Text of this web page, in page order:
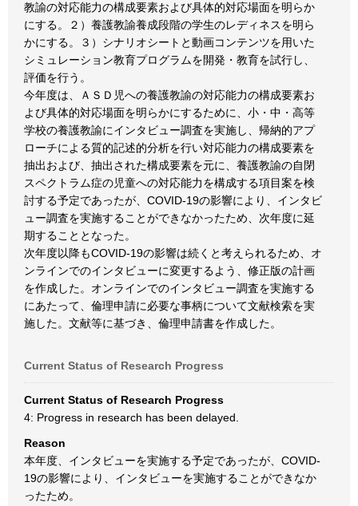
教諭の対応能力の構成要素および具体的対応場面を明らか
にする。２）養護教諭養成段階の学生のレディネスを明ら
かにする。３）シナリオシートと動画コンテンツを用いた
シミュレーション教育プログラムを開発・教育を試行し、
評価を行う。
今年度は、ＡＳＤ児への養護教諭の対応能力の構成要素お
よび具体的対応場面を明らかにするために、小・中・高等
学校の養護教諭にインタビュー調査を実施し、帰納的アプ
ローチによる質的記述的分析を行い対応能力の構成要素を
抽出および、抽出された構成要素を元に、養護教諭の自閉
スペクトラム症の児童への対応能力を構成する項目案を検
討する予定であったが、COVID-19の影響により、インタビ
ュー調査を実施することができなかったため、次年度に延
期することとなった。
次年度以降もCOVID-19の影響は続くと考えられるため、オ
ンラインでのインタビューに変更するよう、修正版の計画
を作成した。オンラインでのインタビュー調査を実施する
にあたって、倫理申請に必要な事柄について文献検索を実
施した。文献等に基づき、倫理申請書を作成した。
Current Status of Research Progress
Current Status of Research Progress
4: Progress in research has been delayed.
Reason
本年度、インタビューを実施する予定であったが、COVID-
19の影響により、インタビューを実施することができなか
ったため。